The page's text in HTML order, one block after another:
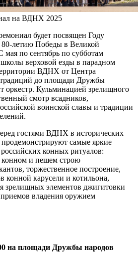
на ВДНХ 2025
будет посвящен Году
80-летию Победы в Великой
мая по сентябрь по субботам
верховой езды в парадном
ВДНХ от Центра
до площади Дружбы
оркестр. Кульминацией зрелищного
смотр всадников,
воинской славы и традиции
гостями ВДНХ в исторических
продемонстрируют самые яркие
конных ритуалов:
и пешем строю
торжественное построение,
конной карусели и котильона,
зрелищных элементов джигитовки
владения оружием
на площади Дружбы народов